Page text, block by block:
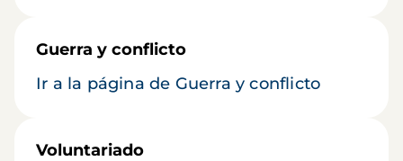
Guerra y conflicto
Ir a la página de Guerra y conflicto
Voluntariado